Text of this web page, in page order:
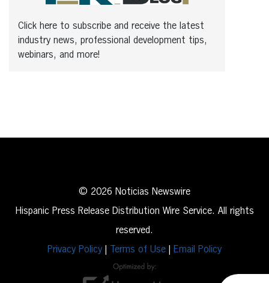
Click here to subscribe and receive the latest
industry news, professional development tips,
webinars, and more!
© 2026 Noticias Newswire
Hispanic Press Release Distribution Wire Service. All rights
reserved.
Privacy Policy
Terms of Use Email Policy